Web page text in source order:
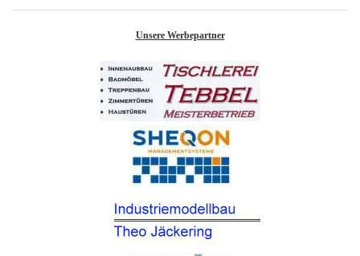
Unsere Werbepartner